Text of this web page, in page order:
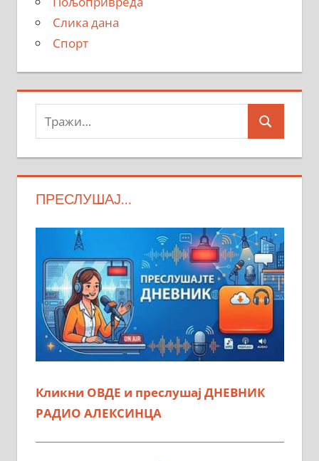
Слика дана
Спорт
Тражи:
Search
ПРЕСЛУШАЈ…
Кликни ОВДЕ и преслушај ДНЕВНИК
РАДИО АЛЕКСИНЦА